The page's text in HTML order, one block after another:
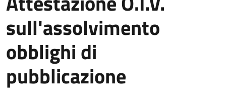
sull'assolvimento
obblighi di
pubblicazione